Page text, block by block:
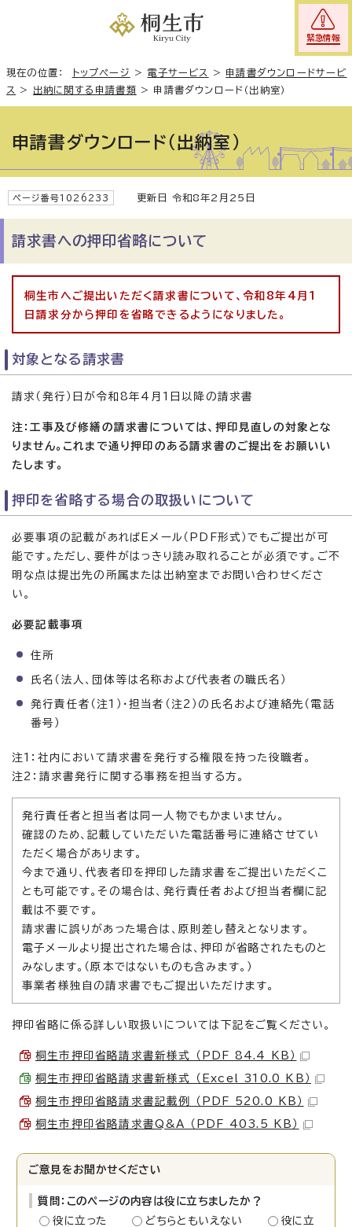
緊急情報
現在の位置： トップページ > 電子サービス > 申請書ダウンロードサービ
ス
> 出納に関する申請書類 > 申請書ダウンロード（出納室）
申請書ダウンロード（出納室）
ページ番号1026233 更新日 令和8年2月25日
請求書への押印省略について
桐生市へご提出いただく請求書について、令和8年4月1
日請求分から押印を省略できるようになりました。
対象となる請求書
請求（発行）日が令和8年4月1日以降の請求書
注：工事及び修繕の請求書については、押印見直しの対象とな
りません。これまで通り押印のある請求書のご提出をお願いい
たします。
押印を省略する場合の取扱いについて
必要事項の記載があればEメール（PDF形式）でもご提出が可
能です。ただし、要件がはっきり読み取れることが必須です。ご不
明な点は提出先の所属または出納室までお問い合わせくださ
い。
必要記載事項
住所
氏名（法人、団体等は名称および代表者の職氏名）
発行責任者（注1）・担当者（注2）の氏名および連絡先（電話
番号）
注1：社内において請求書を発行する権限を持った役職者。
注2：請求書発行に関する事務を担当する方。
発行責任者と担当者は同一人物でもかまいません。
確認のため、記載していただいた電話番号に連絡させてい
ただく場合があります。
今まで通り、代表者印を押印した請求書をご提出いただくこ
とも可能です。その場合は、発行責任者および担当者欄に記
載は不要です。
請求書に誤りがあった場合は、原則差し替えとなります。
電子メールより提出された場合は、押印が省略されたものと
みなします。（原本ではないものも含みます。）
事業者様独自の請求書でもご提出いただけます。
押印省略に係る詳しい取扱いについては下記をご覧ください。
桐生市押印省略請求書新様式 （PDF 84.4 KB）
桐生市押印省略請求書新様式 （Excel 310.0 KB）
桐生市押印省略請求書記載例 （PDF 520.0 KB）
桐生市押印省略請求書Q&A （PDF 403.5 KB）
ご意見をお聞かせください
質問：このページの内容は役に立ちましたか？
役に立った
どちらともいえない
役に立